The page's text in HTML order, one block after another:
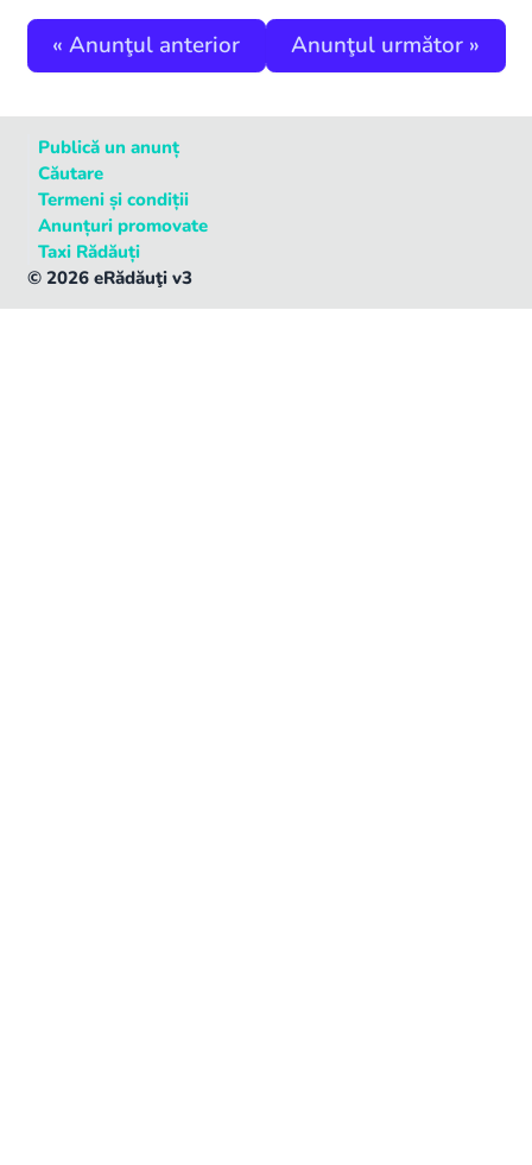
« Anunţul anterior Anunţul următor »
Publică un anunț
Căutare
Termeni și condiții
Anunțuri promovate
Taxi Rădăuți
© 2026 eRădăuţi v3